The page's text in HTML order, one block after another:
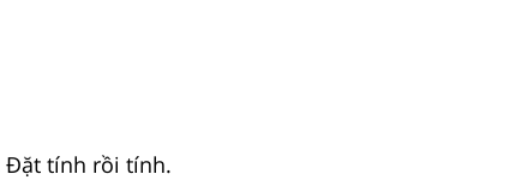
Đặt tính rồi tính.